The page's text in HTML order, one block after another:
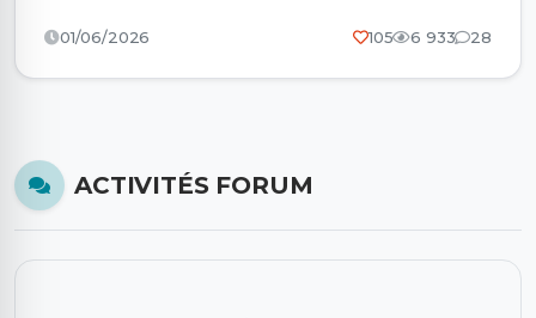
01/06/2026 105 6 933 28
ACTIVITÉS FORUM